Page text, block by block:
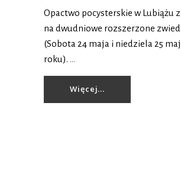
Opactwo pocysterskie w Lubiążu
na dwudniowe rozszerzone
(Sobota 24 maja i niedziela 25
roku).
Więcej...